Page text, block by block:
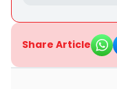
Share Article